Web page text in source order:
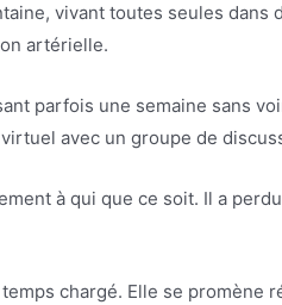
vivant toutes seules
artérielle.
parfois une semaine sans
avec un groupe de
à qui que ce soit. Il a
chargé. Elle se